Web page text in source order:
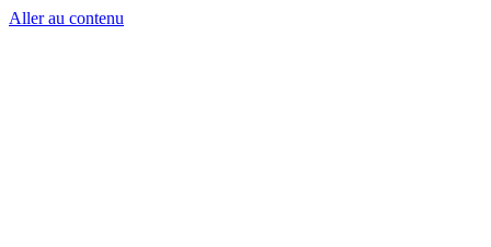
Aller au contenu